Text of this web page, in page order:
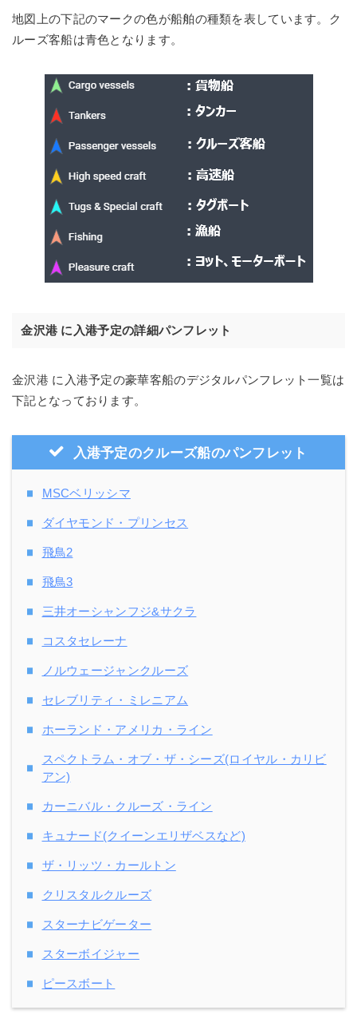
地図上の下記のマークの色が船舶の種類を表しています。ク
ルーズ客船は青色となります。
金沢港 に入港予定の詳細パンフレット
金沢港 に入港予定の豪華客船のデジタルパンフレット一覧は
下記となっております。
入港予定のクルーズ船のパンフレット
MSCベリッシマ
ダイヤモンド・プリンセス
飛鳥2
飛鳥3
三井オーシャンフジ&サクラ
コスタセレーナ
ノルウェージャンクルーズ
セレブリティ・ミレニアム
ホーランド・アメリカ・ライン
スペクトラム・オブ・ザ・シーズ(ロイヤル・カリビ
アン)
カーニバル・クルーズ・ライン
キュナード(クイーンエリザベスなど)
ザ・リッツ・カールトン
クリスタルクルーズ
スターナビゲーター
スターボイジャー
ピースボート